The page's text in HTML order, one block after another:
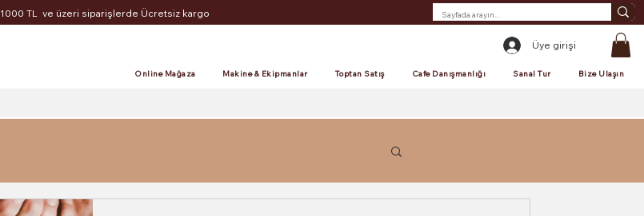
1000 TL ve üzeri siparişlerde Ücretsiz kargo
Üye girişi
Online Mağaza Makine & Ekipmanlar Toptan Satış Cafe Danışmanlığı Sanal Tur Bize Ulaşın